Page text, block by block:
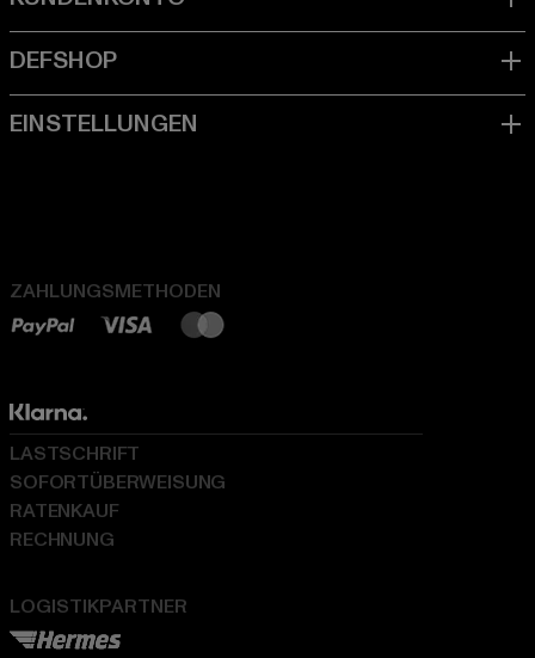
ZAHLUNGSMETHODEN
LOGISTIKPARTNER
LASTSCHRIFT
SOFORTÜBERWEISUNG
RATENKAUF
RECHNUNG